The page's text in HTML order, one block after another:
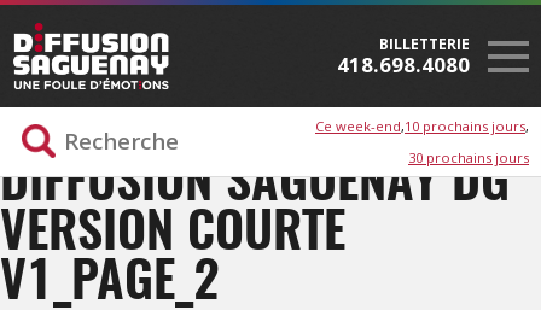
BILLETTERIE
418.698.4080
Ce week-end 10 prochains jours
30 prochains jours
DIFFUSION SAGUENAY DG
VERSION COURTE
V1_PAGE_2